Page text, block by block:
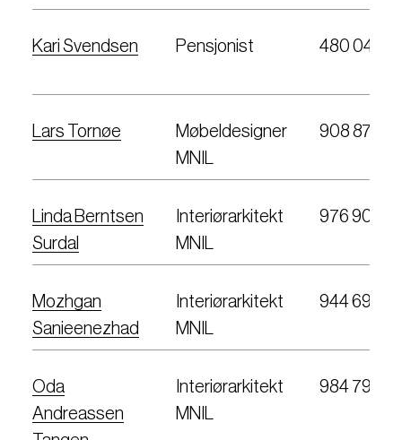
Kari Svendsen Pensjonist 480 04
Lars Tornøe
Møbeldesigner
MNIL
908 87 761
Linda Berntsen
Surdal
Interiørarkitekt
MNIL
976 90
Mozhgan
Sanieenezhad
Interiørarkitekt
MNIL
944 69
Oda
Andreassen
Interiørarkitekt
MNIL
984 79